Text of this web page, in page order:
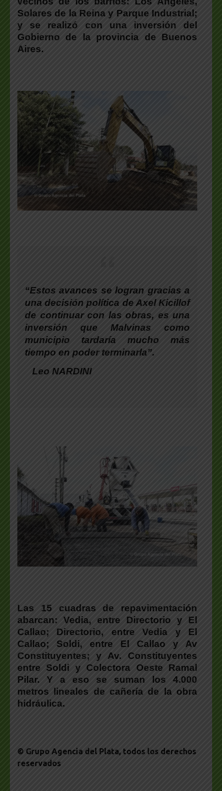
Solares de la Reina y Parque Industrial;
y se realizó con una inversión del
Gobierno de la provincia de Buenos
Aires.
“Estos avances se logran gracias a
una decisión política de Axel Kicillof
de continuar con las obras, es una
inversión que Malvinas como
municipio tardaría mucho más
tiempo en poder terminarla”.
Leo NARDINI
Las 15 cuadras de repavimentación
abarcan: Vedia, entre Directorio y El
Callao; Directorio, entre Vedia y El
Callao; Soldi, entre El Callao y Av
Constituyentes; y Av. Constituyentes
entre Soldi y Colectora Oeste Ramal
Pilar. Y a eso se suman los 4.000
metros lineales de cañería de la obra
hidráulica.
© Grupo Agencia del Plata, todos los derechos
reservados